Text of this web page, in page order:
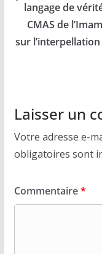
langage de
CMAS de
sur
Laisser un
Votre adresse e-
obligatoires sont
Commentaire*